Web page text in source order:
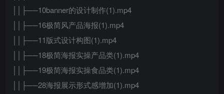
││├──10banner的设计制作(1).mp4
││├──16极简风产品海报(1).mp4
││├──11版式设计构图(1).mp4
││├──18极简海报实操产品类(1).mp4
││├──19极简海报实操食品类(1).mp4
││├──28海报展示形式感增加(1).mp4